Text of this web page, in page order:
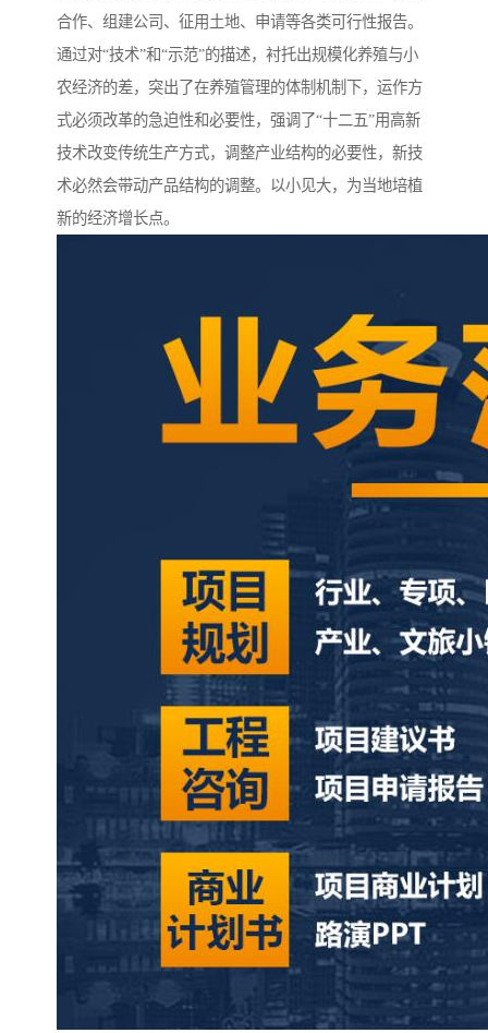
合作、组建公司、征用土地、申请等各类可行性报告。
通过对“技术”和“示范”的描述，衬托出规模化养殖与小
农经济的差，突出了在养殖管理的体制机制下，运作方
式必须改革的急迫性和必要性，强调了“十二五”用高新
技术改变传统生产方式，调整产业结构的必要性，新技
术必然会带动产品结构的调整。以小见大，为当地培植
新的经济增长点。